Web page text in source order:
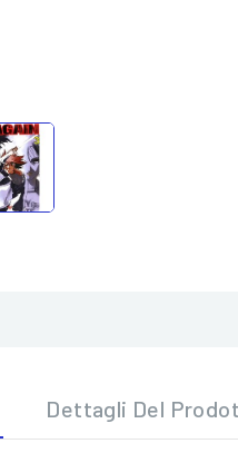
Dettagli Del